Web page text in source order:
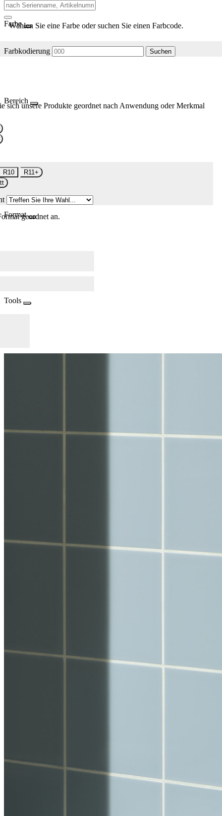
Farbe
Wählen Sie eine Farbe oder suchen Sie einen Farbcode.
Farbkodierung Suchen
Bereich
sich unsere Produkte geordnet nach Anwendung oder Merkmal
R10
R11+
Formatgeordnet an.
Tools